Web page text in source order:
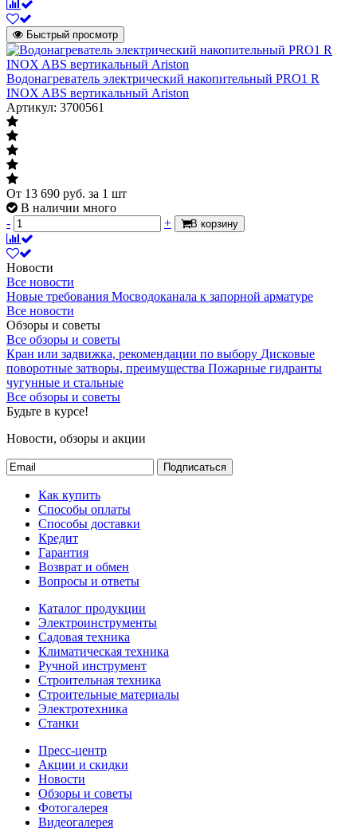
Время нагрева всего объема, мин
Время нагрева всего объема воды в
водонагревателя. В скобках указана
разница температур, на сколько вода
нагревается , например от 5С до 40С ,
в скобках указывается 35С
50 (Т=45 С)
Высота, мм
Ширина, мм
Глубина, мм
Быстрый просмотр
Водонагреватель электрический накопительный PRO1 R
INOX ABS вертикальный Ariston
Артикул: 3700561
От 13 690 руб. за 1 шт
В наличии много
-
+ В корзину
Новости
Все новости
Новые требования Мосводоканала к запорной арматуре
Все новости
Обзоры и советы
Все обзоры и советы
Кран или задвижка, рекомендации по выбору Дисковые
поворотные затворы, преимущества Пожарные гидранты
чугунные и стальные
Все обзоры и советы
Будьте в курсе!
Новости, обзоры и акции
Подписаться
Как купить
Способы оплаты
Способы доставки
Кредит
Гарантия
Возврат и обмен
Вопросы и ответы
Каталог продукции
Электроинструменты
Садовая техника
Климатическая техника
Ручной инструмент
Строительная техника
Строительные материалы
Электротехника
Станки
Пресс-центр
Акции и скидки
Новости
Обзоры и советы
Фотогалерея
Видеогалерея